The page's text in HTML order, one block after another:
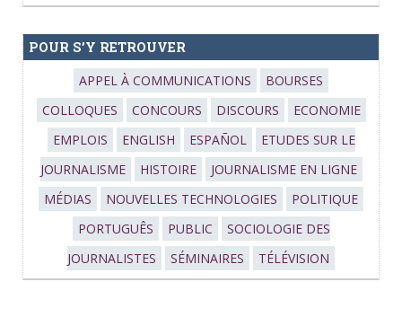
POUR S’Y RETROUVER
APPEL À COMMUNICATIONS
BOURSES
COLLOQUES
CONCOURS DISCOURS
ECONOMIE
EMPLOIS
ENGLISH ESPAÑOL
ETUDES SUR LE
JOURNALISME
HISTOIRE
JOURNALISME EN LIGNE
MÉDIAS
NOUVELLES TECHNOLOGIES
POLITIQUE
PORTUGUÊS
PUBLIC
SOCIOLOGIE DES
JOURNALISTES
SÉMINAIRES TÉLÉVISION